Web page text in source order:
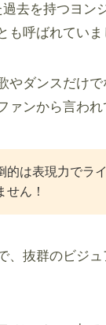
去を持つヨン
も呼ばれていま
やダンスだけ
ァンから言われ
的は表現力でラ
せん！
、抜群のビジュ